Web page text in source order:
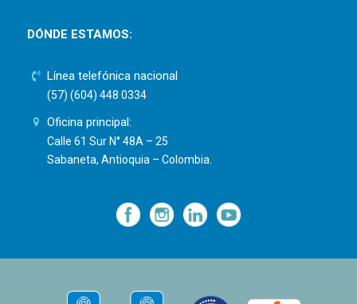
DÓNDE ESTAMOS:
Línea telefónica nacional
(57) (604) 448 0334
Oficina principal:
Calle 61 Sur N° 48A – 25
Sabaneta, Antioquia – Colombia.
— — —